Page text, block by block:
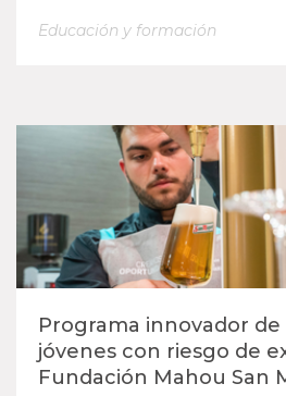
Educación y formación
Programa innovador
jóvenes con riesgo de
Fundación Mahou San